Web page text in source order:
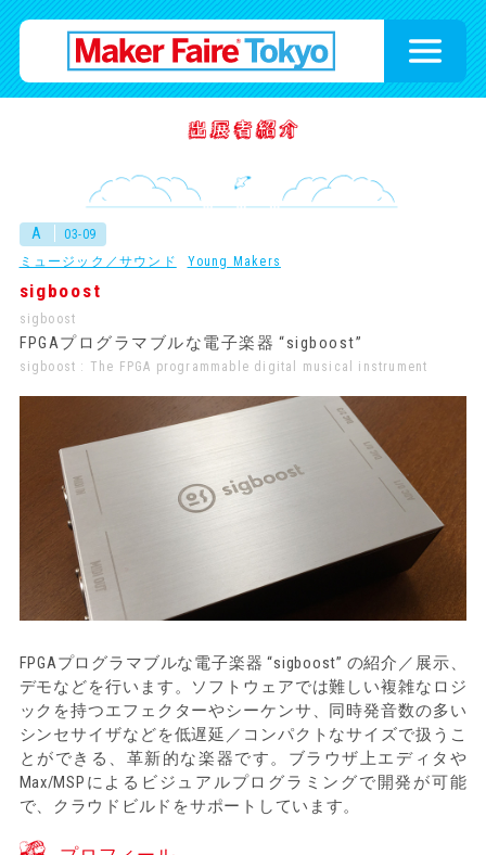
A
03-09
ミュージック／サウンド
Young Makers
sigboost
sigboost
FPGAプログラマブルな電子楽器 “sigboost”
sigboost : The FPGA programmable digital musical instrument
FPGAプログラマブルな電子楽器 “sigboost” の紹介／展示、
デモなどを行います。ソフトウェアでは難しい複雑なロジ
ックを持つエフェクターやシーケンサ、同時発音数の多い
シンセサイザなどを低遅延／コンパクトなサイズで扱うこ
とができる、革新的な楽器です。ブラウザ上エディタや
Max/MSPによるビジュアルプログラミングで開発が可能
で、クラウドビルドをサポートしています。